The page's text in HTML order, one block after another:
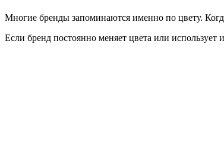
Многие бренды запоминаются именно по цвету.
Если бренд постоянно меняет цвета или использует